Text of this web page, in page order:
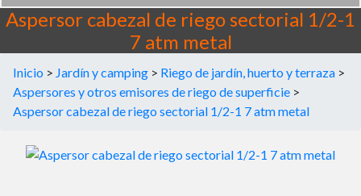
Aspersor cabezal de riego sectorial 1/2-1
7 atm metal
Inicio > Jardín y camping > Riego de jardín, huerto y terraza >
Aspersores y otros emisores de riego de superficie >
Aspersor cabezal de riego sectorial 1/2-1 7 atm metal